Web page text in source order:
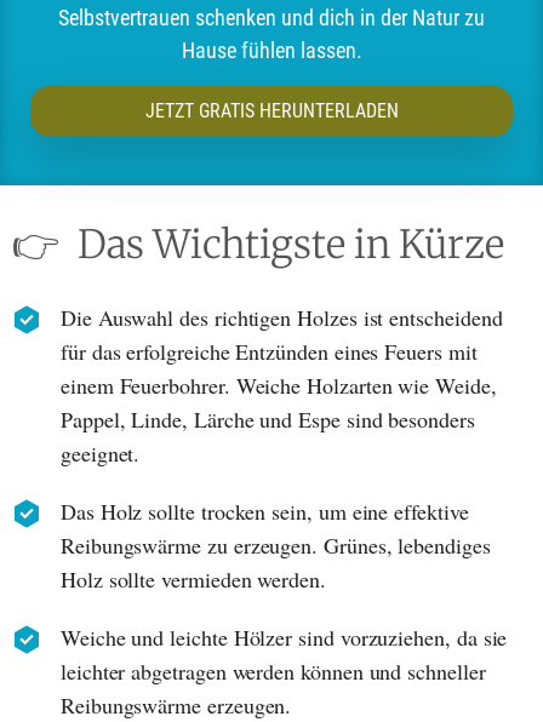
Selbstvertrauen schenken und dich in der Natur zu
Hause fühlen lassen.
JETZT GRATIS HERUNTERLADEN
👉 Das Wichtigste in Kürze
Die Auswahl des richtigen Holzes ist entscheidend
für das erfolgreiche Entzünden eines Feuers mit
einem Feuerbohrer. Weiche Holzarten wie Weide,
Pappel, Linde, Lärche und Espe sind besonders
geeignet.
Das Holz sollte trocken sein, um eine effektive
Reibungswärme zu erzeugen. Grünes, lebendiges
Holz sollte vermieden werden.
Weiche und leichte Hölzer sind vorzuziehen, da sie
leichter abgetragen werden können und schneller
Reibungswärme erzeugen.